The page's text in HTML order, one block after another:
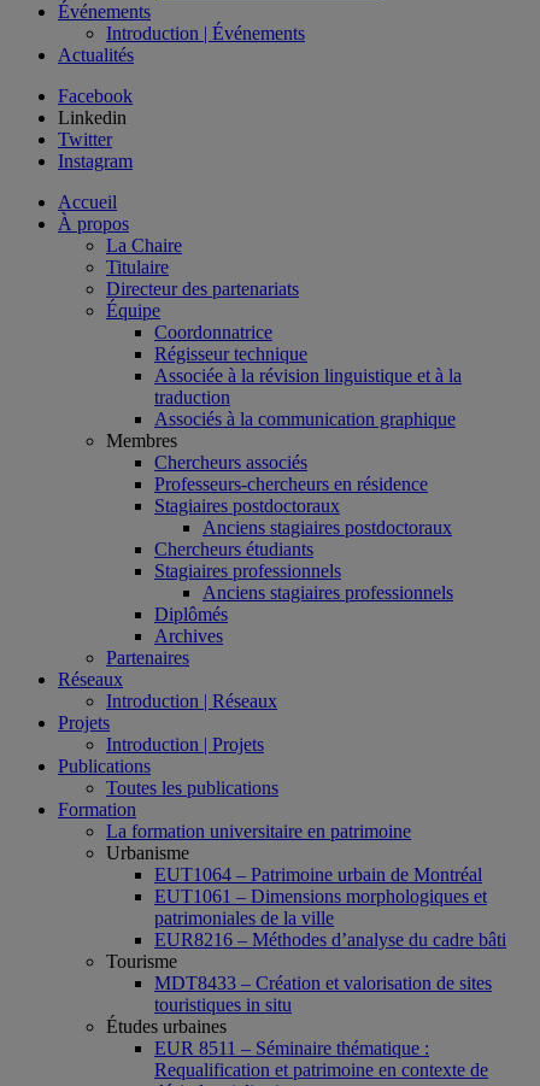
Événements
Introduction | Événements
Actualités
Facebook
Linkedin
Twitter
Instagram
Accueil
À propos
La Chaire
Titulaire
Directeur des partenariats
Équipe
Coordonnatrice
Régisseur technique
Associée à la révision linguistique et à la
traduction
Associés à la communication graphique
Membres
Chercheurs associés
Professeurs-chercheurs en résidence
Stagiaires postdoctoraux
Anciens stagiaires postdoctoraux
Chercheurs étudiants
Stagiaires professionnels
Anciens stagiaires professionnels
Diplômés
Archives
Partenaires
Réseaux
Introduction | Réseaux
Projets
Introduction | Projets
Publications
Toutes les publications
Formation
La formation universitaire en patrimoine
Urbanisme
EUT1064 – Patrimoine urbain de Montréal
EUT1061 – Dimensions morphologiques et
patrimoniales de la ville
EUR8216 – Méthodes d’analyse du cadre bâti
Tourisme
MDT8433 – Création et valorisation de sites
touristiques in situ
Études urbaines
EUR 8511 – Séminaire thématique :
Requalification et patrimoine en contexte de